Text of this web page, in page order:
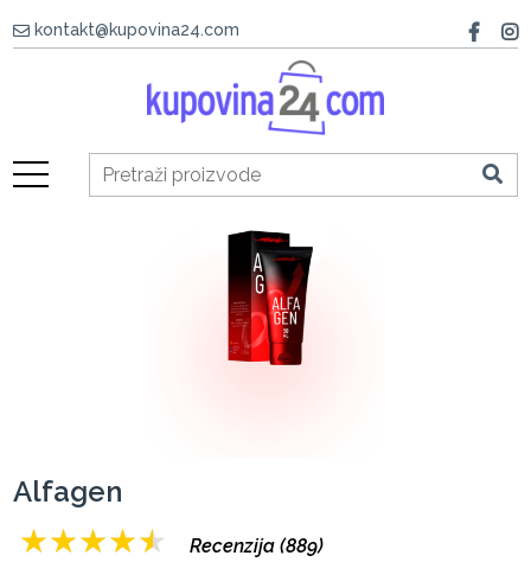
kontakt@kupovina24.com
Alfagen
★★★★★ Recenzija (889)